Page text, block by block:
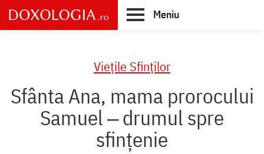
Skip
to
main
Meniu
Vieţile Sfinţilor
Sfânta Ana, mama prorocului
Samuel ‒ drumul spre
sfințenie